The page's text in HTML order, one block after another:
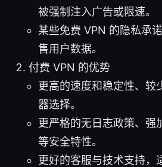
被强制注入广告或限速。
某些免费 VPN 的隐私承
售用户数据。
付费 VPN 的优势
更高的速度和稳定性、较
器选择。
更严格的无日志政策、
等安全特性。
更好的客服与技术支持，